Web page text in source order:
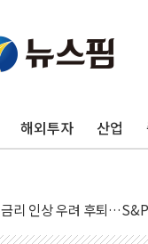
해외투자 산업
결과 발표...'김민석 재
안 새판 짠다…'자율규
재추진…"26일까지 의
부진에 연준 금리 인